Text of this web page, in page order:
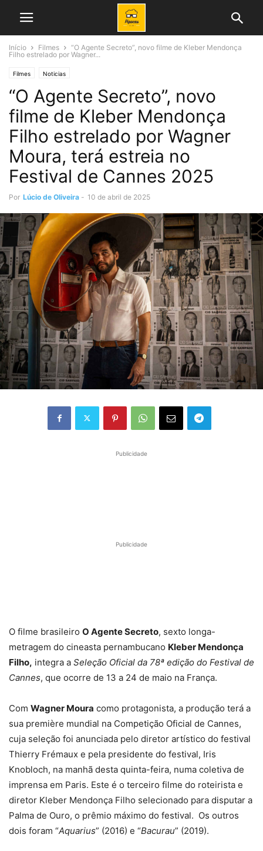
Início Filmes
“O Agente Secreto”, novo filme de Kleber Mendonça
Filho estrelado por Wagner...
Filmes Noticias
“O Agente Secreto”, novo
filme de Kleber Mendonça
Filho estrelado por Wagner
Moura, terá estreia no
Festival de Cannes 2025
Por Lúcio de Oliveira - 10 de abril de 2025
Publicidade
Publicidade
O filme brasileiro O Agente Secreto, sexto longa-
metragem do cineasta pernambucano Kleber Mendonça
Filho, integra a Seleção Oficial da 78ª edição do Festival de
Cannes, que ocorre de 13 a 24 de maio na França.
Com Wagner Moura como protagonista, a produção terá a
sua première mundial na Competição Oficial de Cannes,
cuja seleção foi anunciada pelo diretor artístico do festival
Thierry Frémaux e pela presidente do festival, Iris
Knobloch, na manhã desta quinta-feira, numa coletiva de
imprensa em Paris. Este é o terceiro filme do roteirista e
diretor Kleber Mendonça Filho selecionado para disputar a
Palma de Ouro, o prêmio máximo do festival. Os outros
dois foram “Aquarius” (2016) e “Bacurau” (2019).